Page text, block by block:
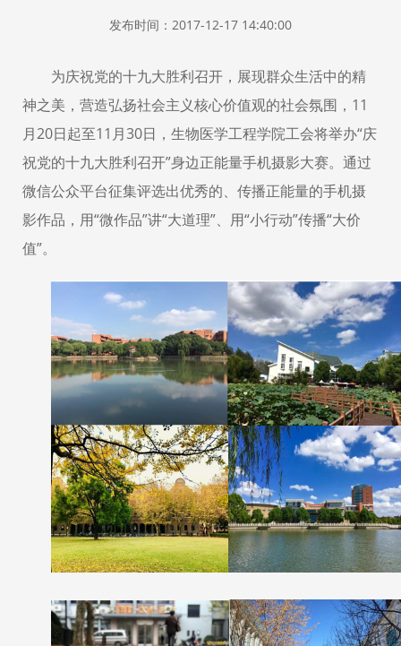
发布时间：2017-12-17 14:40:00
为庆祝党的十九大胜利召开，展现群众生活中的精
神之美，营造弘扬社会主义核心价值观的社会氛围，11
月20日起至11月30日，生物医学工程学院工会将举办“庆
祝党的十九大胜利召开”身边正能量手机摄影大赛。通过
微信公众平台征集评选出优秀的、传播正能量的手机摄
影作品，用“微作品”讲“大道理”、用“小行动”传播“大价
值”。